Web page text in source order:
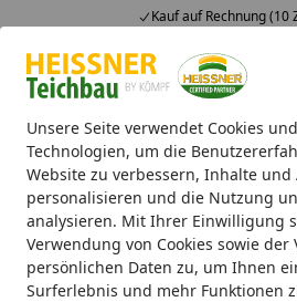
Unsere Seite verwendet Cookies
Technologien, um die
Website zu verbessern, Inhalte und
personalisieren und die Nutzung
analysieren. Mit Ihrer Einwilligung
Verwendung von Cookies sowie
persönlichen Daten zu, um Ihnen
Surferlebnis und mehr Funktionen
Kauf auf Rechnung (10
Alle Produkte
Mein Konto
Suchen
Startseite
Poolwelt Zubehör & Technik
Summer Fun Pool
Stahlleiter 42"/1.07m